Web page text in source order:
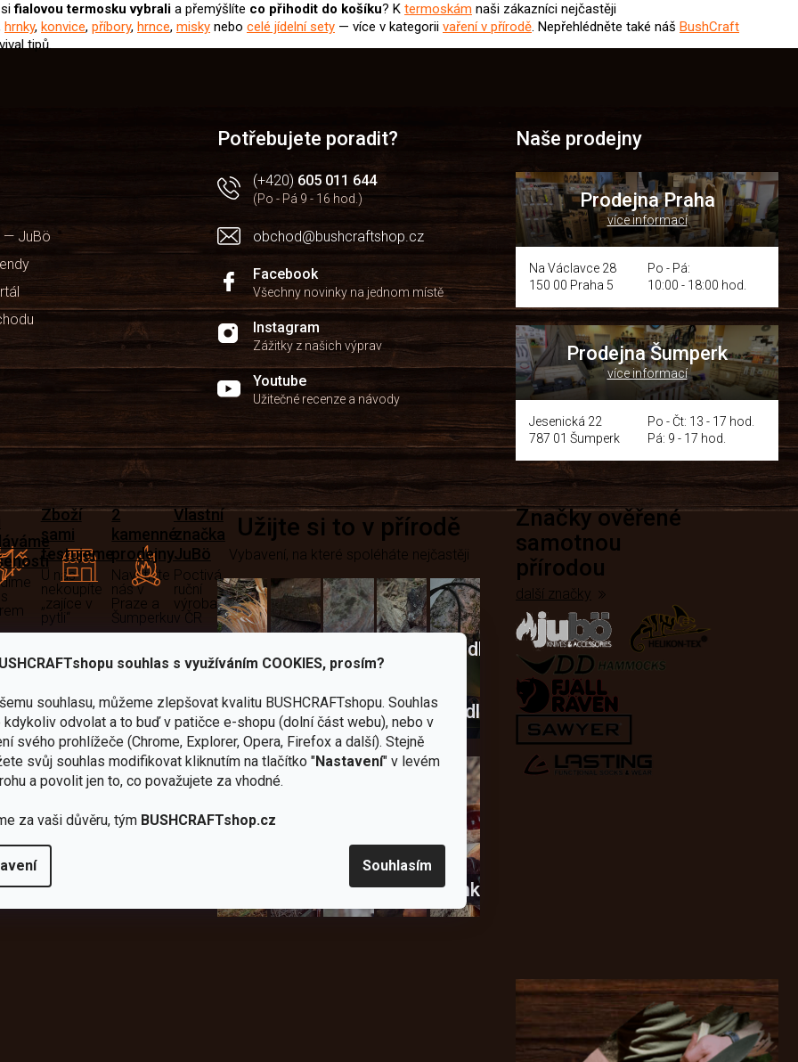
souhlas s využíváním COOKIES, prosím?
souhlasu, můžeme zlepšovat kvalitu BUSHCRAFTshopu. Souhlas
kdykoliv odvolat a to buď v patičce e-shopu (dolní část webu), nebo v
svého prohlížeče (Chrome, Explorer, Opera, Firefox a další). Stejně
svůj souhlas modifikovat kliknutím na tlačítko "Nastavení" v levém
a povolit jen to, co považujete za vhodné.
za vaši důvěru, tým BUSHCRAFTshop.cz
Souhlasím
fialovou termoskuvybrali a přemýšlíte co přihodit do košíku? K termoskám naši zákazníci nejčastěji
hrnky, konvice, příbory, hrnce, misky nebo celé jídelní sety — více v kategorii vaření v přírodě. Nepřehlédněte také náš BushCraft
tipů.
— JuBö
Potřebujete poradit?
(+420) 605 011 644
(Po - Pá 9 - 16 hod.)
obchod@bushcraftshop.cz
Facebook
Všechny novinky na jednom místě
Instagram
Zážitky z našich výprav
Youtube
Užitečné recenze a návody
Naše prodejny
Prodejna Praha
více informací
Na Václavce 28
150 00 Praha 5
Po - Pá:
10:00 - 18:00 hod.
Prodejna Šumperk
více informací
Jesenická 22
787 01 Šumperk
Po - Čt: 13 - 17 hod.
Pá: 9 - 17 hod.
Zboží
sami
testujeme
U nás
nekoupíte
„zajíce v
pytli“
2
kamenné
prodejny
Navštivte
nás v
Praze a
Šumperku
Vlastní
značka
JuBö
Poctivá
ruční
výroba
v ČR
skvělé výhody
Užijte si to v přírodě
Vybavení, na které spoléháte nejčastěji
Nože SekerykartušeNádobí
Křesadla
škrtadla
kabátyBrouskyNovinky
Značky ověřené
samotnou
přírodou
další značky